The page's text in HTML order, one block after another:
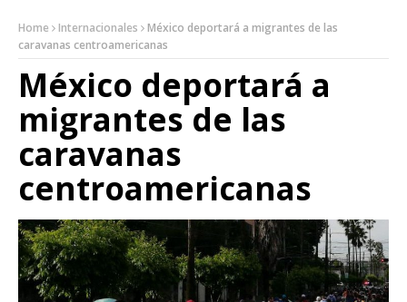
Home Internacionales
México deportará a migrantes de las
caravanas centroamericanas
México deportará a
migrantes de las
caravanas
centroamericanas